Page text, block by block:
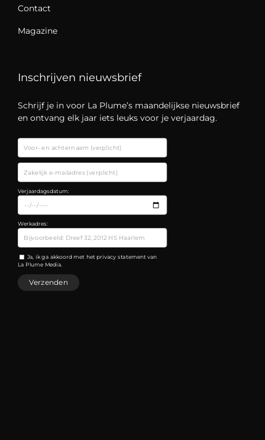
Contact
Magazine
Inschrijven nieuwsbrief
Schrijf je in voor La Plume’s maandelijkse nieuwsbrief
en ontvang elk jaar iets leuks voor je verjaardag.
Verjaardagsdatum:
Werkadres:
Ja, ik ga akkoord met het privacy statement van
La Plume Media.